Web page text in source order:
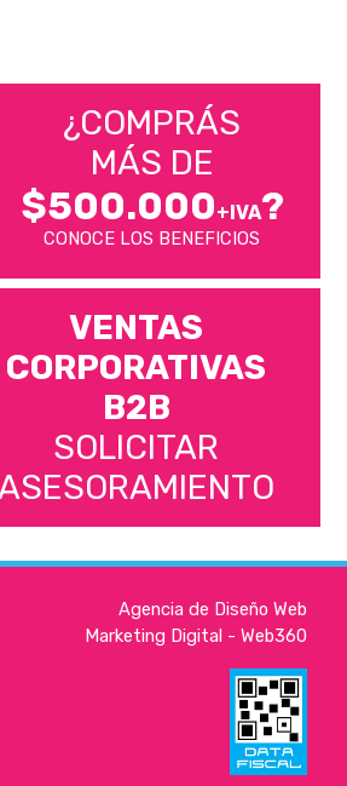
¿COMPRÁS
MÁS DE
$500.000+IVA?
CONOCE LOS BENEFICIOS
VENTAS
CORPORATIVAS
B2B
SOLICITAR
Agencia de Diseño Web
Marketing Digital - Web360